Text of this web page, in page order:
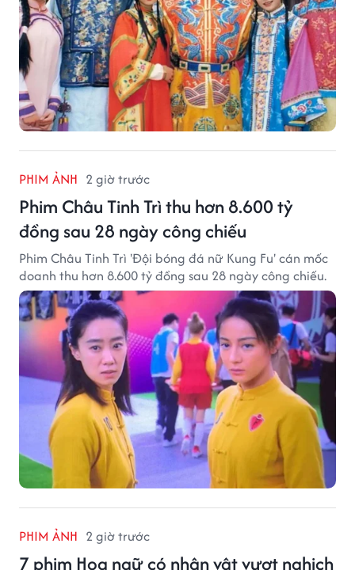
PHIM ẢNH 2 giờ trước
Phim Châu Tinh Trì thu hơn 8.600 tỷ
đồng sau 28 ngày công chiếu
Phim Châu Tinh Trì 'Đội bóng đá nữ Kung Fu' cán mốc
doanh thu hơn 8.600 tỷ đồng sau 28 ngày công chiếu.
PHIM ẢNH 2 giờ trước
7 phim Hoa ngữ có nhân vật vượt nghịch